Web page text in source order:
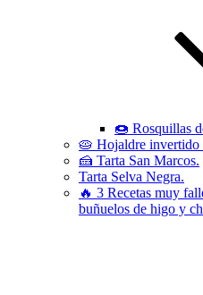
🍩 Rosquillas
🥧 Hojaldre invertido
🍰 Tarta San Marcos.
Tarta Selva Negra.
🔥 3 Recetas muy
buñuelos de higo y